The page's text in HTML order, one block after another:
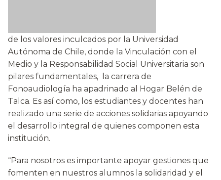
de los valores inculcados por la Universidad
Autónoma de Chile, donde la Vinculación con el
Medio y la Responsabilidad Social Universitaria son
pilares fundamentales, la carrera de
Fonoaudiología ha apadrinado al Hogar Belén de
Talca. Es así como, los estudiantes y docentes han
realizado una serie de acciones solidarias apoyando
el desarrollo integral de quienes componen esta
institución.
“Para nosotros es importante apoyar gestiones que
fomenten en nuestros alumnos la solidaridad y el